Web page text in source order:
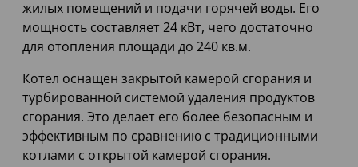
жилых помещений и подачи горячей воды. Его
мощность составляет 24 кВт, чего достаточно
для отопления площади до 240 кв.м.
Котел оснащен закрытой камерой сгорания и
турбированной системой удаления продуктов
сгорания. Это делает его более безопасным и
эффективным по сравнению с традиционными
котлами с открытой камерой сгорания.